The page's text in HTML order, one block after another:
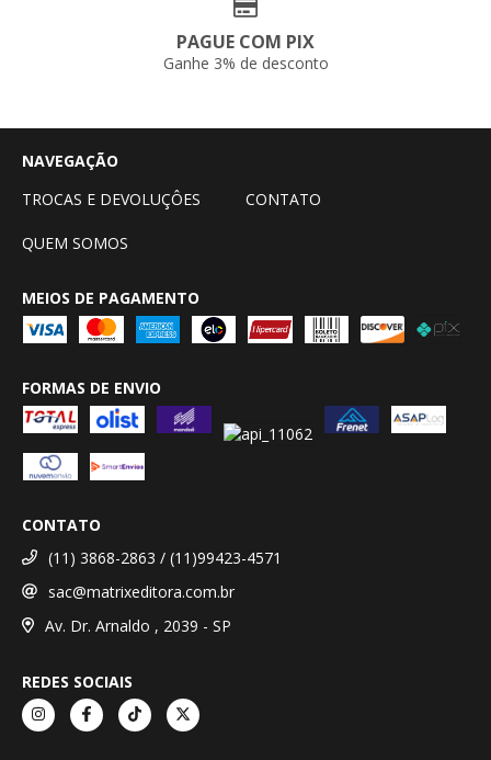
PAGUE COM PIX
Ganhe 3% de desconto
NAVEGAÇÃO
TROCAS E DEVOLUÇÔES
CONTATO
QUEM SOMOS
MEIOS DE PAGAMENTO
FORMAS DE ENVIO
CONTATO
(11) 3868-2863 / (11)99423-4571
sac@matrixeditora.com.br
Av. Dr. Arnaldo , 2039 - SP
REDES SOCIAIS